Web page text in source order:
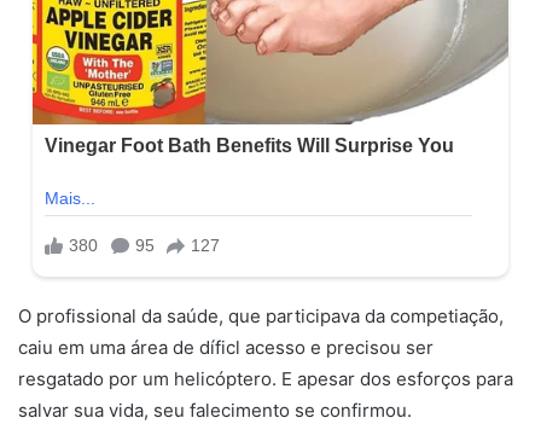
O profissional da saúde, que participava da competiação,
caiu em uma área de díficl acesso e precisou ser
resgatado por um helicóptero. E apesar dos esforços para
salvar sua vida, seu falecimento se confirmou.